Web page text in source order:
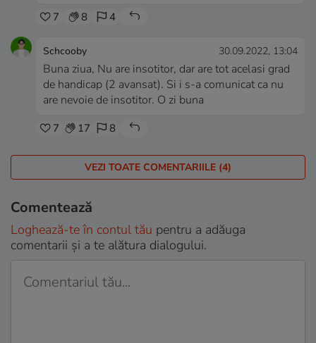
7 8 4
Schcooby 30.09.2022, 13:04
Buna ziua, Nu are insotitor, dar are tot acelasi grad
de handicap (2 avansat). Si i s-a comunicat ca nu
are nevoie de insotitor. O zi buna
7 17 8
VEZI TOATE COMENTARIILE (4)
Comentează
Loghează-te în contul tău pentru a adăuga
comentarii și a te alătura dialogului.